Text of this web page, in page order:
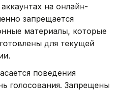
на онлайн-
запрещается
материалы, которые
для текущей
поведения
голосования. Запрещены